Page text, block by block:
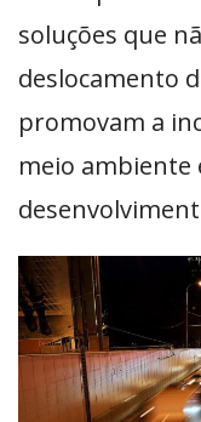
soluções que
deslocamento
promovam a
meio